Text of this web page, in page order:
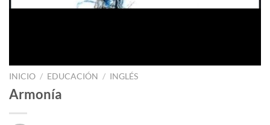
INICIO / EDUCACIÓN / INGLÉS
Armonía